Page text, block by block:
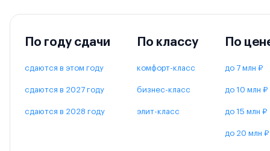
По году сдачи
сдаются в этом году
сдаются в 2027 году
сдаются в 2028 году
По классу
комфорт-класс
бизнес-класс
элит-класс
По
до 7 млн ₽
до 10 млн ₽
до 15 млн ₽
до 20 млн ₽